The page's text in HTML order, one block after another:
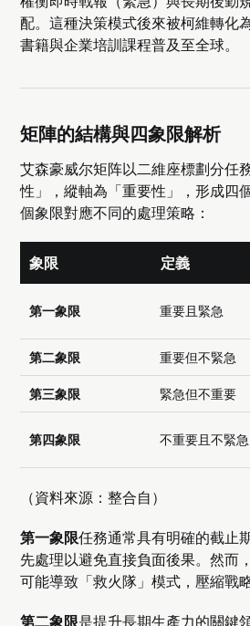
配。這種決策模式後來被柯維轉化
書籍與企業培訓課程普及至全球。
矩陣的結構與四象限解析
艾森豪威尔矩阵以二維座標劃分任
性」，縱軸為「重要性」，形成四
個象限對應不同的處理策略：
象限 定義
第一象限 重要且緊急
第二象限 重要但不緊急
第三象限 緊急但不重要
第四象限 不重要且不緊急
（資料來源：整合自）
第一象限任務通常具有明確的截止
先處理以避免直接負面後果。然而
可能導致「救火隊」模式，壓縮戰
第二象限是提升長期生產力的關鍵